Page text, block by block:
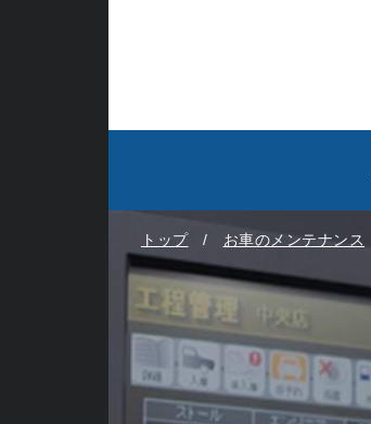
トップ お車のメンテナンス